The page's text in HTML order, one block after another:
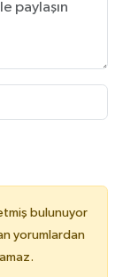
bulunuyor
yorumlardan